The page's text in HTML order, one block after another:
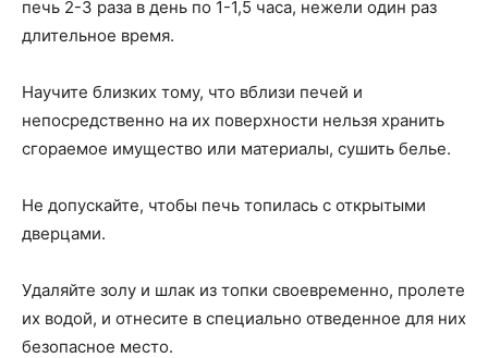
печь 2-3 раза в день по 1-1,5 часа, нежели один раз
длительное время.
Научите близких тому, что вблизи печей и
непосредственно на их поверхности нельзя хранить
сгораемое имущество или материалы, сушить белье.
Не допускайте, чтобы печь топилась с открытыми
дверцами.
Удаляйте золу и шлак из топки своевременно, пролете
их водой, и отнесите в специально отведенное для них
безопасное место.